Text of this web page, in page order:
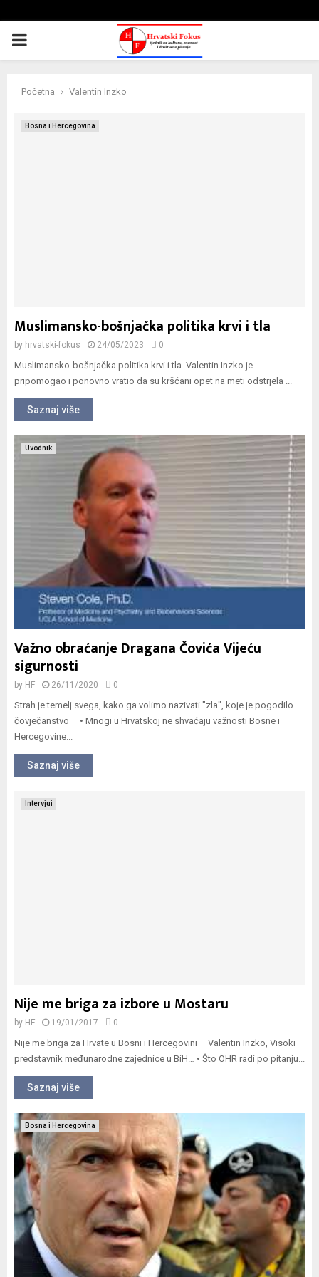
PRIMARY
Početna Valentin Inzko
Bosna i Hercegovina
Muslimansko-bošnjačka politika krvi i tla
by hrvatski-fokus 24/05/2023 0
Muslimansko-bošnjačka politika krvi i tla. Valentin Inzko je
pripomogao i ponovno vratio da su kršćani opet na meti odstrjela ...
Saznaj više
Uvodnik
Važno obraćanje Dragana Čovića Vijeću
sigurnosti
by HF 26/11/2020 0
Strah je temelj svega, kako ga volimo nazivati "zla", koje je pogodilo
čovječanstvo • Mnogi u Hrvatskoj ne shvaćaju važnosti Bosne i
Hercegovine...
Saznaj više
Intervjui
Nije me briga za izbore u Mostaru
by HF 19/01/2017 0
Nije me briga za Hrvate u Bosni i Hercegovini Valentin Inzko, Visoki
predstavnik međunarodne zajednice u BiH… • Što OHR radi po pitanju...
Saznaj više
Bosna i Hercegovina